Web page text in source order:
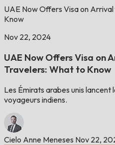
UAE Now Offers Visa on
Know
Nov 22, 2024
UAE Now Offers Visa on
Travelers: What to Know
Les Émirats arabes unis lancent
voyageurs indiens.
Cielo Anne Meneses Nov 22,